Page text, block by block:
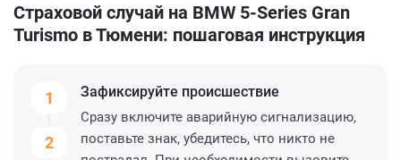
Страховой случай на BMW 5-Series Gran
Turismo в Тюмени: пошаговая инструкция
1
2
Зафиксируйте происшествие
Сразу включите аварийную сигнализацию,
поставьте знак, убедитесь, что никто не